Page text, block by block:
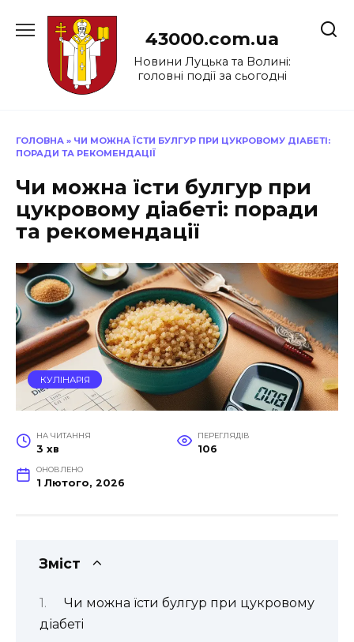
до
43000.com.ua
Новини Луцька та Волині:
головні події за сьогодні
ГОЛОВНА » ЧИ МОЖНА ЇСТИ БУЛГУР ПРИ ЦУКРОВОМУ ДІАБЕТІ:
ПОРАДИ ТА РЕКОМЕНДАЦІЇ
Чи можна їсти булгур при
цукровому діабеті: поради
та рекомендації
КУЛІНАРІЯ
НА ЧИТАННЯ
3 хв
ПЕРЕГЛЯДІВ
106
ОНОВЛЕНО
1 Лютого, 2026
Зміст
Чи можна їсти булгур при цукровому
діабеті